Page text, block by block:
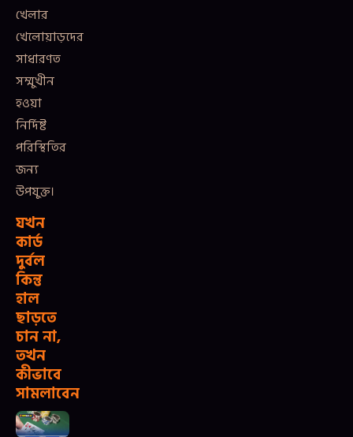
খেলার
খেলোয়াড়দের
সাধারণত
সম্মুখীন
হওয়া
নির্দিষ্ট
পরিস্থিতির
জন্য
উপযুক্ত।
যখন
কার্ড
দুর্বল
কিন্তু
হাল
ছাড়তে
চান না,
তখন
কীভাবে
সামলাবেন